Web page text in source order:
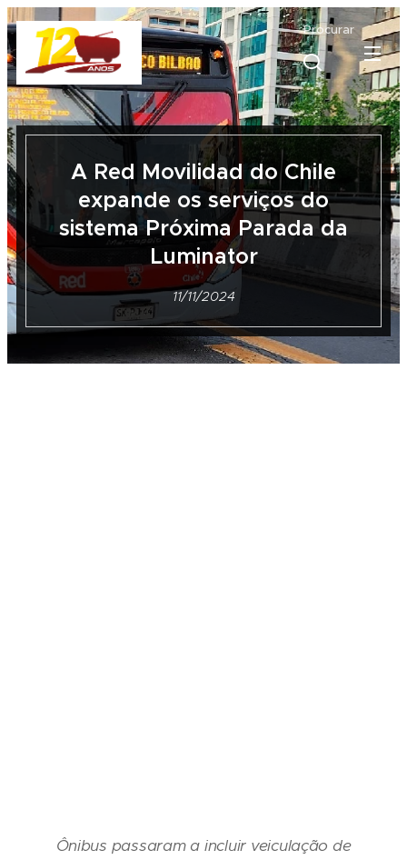
Procurar
A Red Movilidad do Chile
expande os serviços do
sistema Próxima Parada da
Luminator
11/11/2024
Ônibus passaram a incluir veiculação de